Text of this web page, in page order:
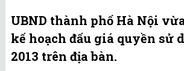
UBND thành phố Hà Nội
kế hoạch đấu giá quyền sử
2013 trên địa bàn.